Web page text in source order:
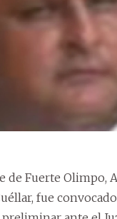
de Fuerte Olimpo,
fue